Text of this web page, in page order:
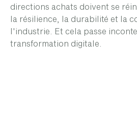
directions achats doivent se
la résilience, la durabilité et la
l'industrie. Et cela passe
transformation digitale.